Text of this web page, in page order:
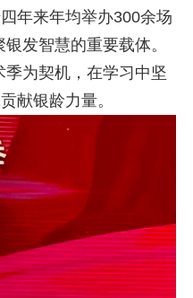
年来年均举办300余场
发智慧的重要载体。
季为契机，在学习中坚
献银龄力量。